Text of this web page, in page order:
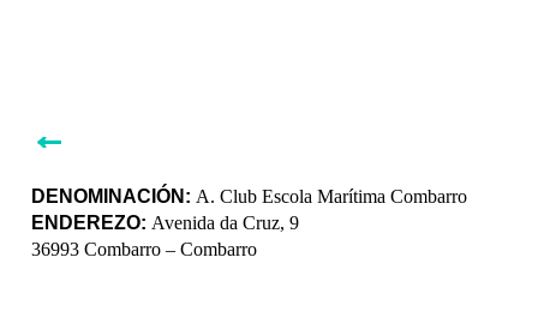
←
DENOMINACIÓN: A. Club Escola Marítima Combarro
ENDEREZO: Avenida da Cruz, 9
36993 Combarro – Combarro